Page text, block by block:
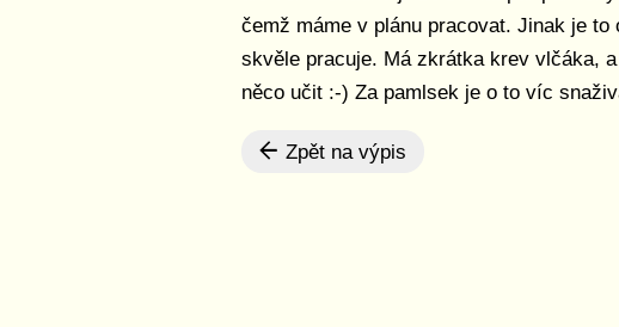
čemž máme v plánu pracovat. Jinak je
skvěle pracuje. Má zkrátka krev vlčáka,
něco učit :-) Za pamlsek je o to víc
Zpět na výpis